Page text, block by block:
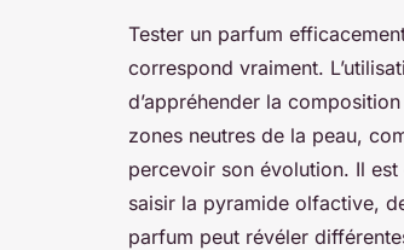
Tester un parfum
correspond vraiment.
d’appréhender la
zones neutres de la peau,
percevoir son évolution. Il
saisir la pyramide olfactive,
parfum peut révéler